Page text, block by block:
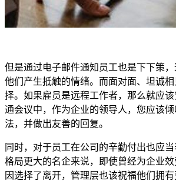
但是通过电子邮件通知员工也是下下策
他们产生抵触的情绪。而面对面、坦诚
择。如果雇员是远程工作者，那么就应
通会议中，作为企业的领导人，您应该
法，并做出友善的回复。
同时，对于员工在公司的辛勤付出也应
格局更大的名企来说，即使曾经为企业
因选择了离开，管理层也该祝福他们拥有